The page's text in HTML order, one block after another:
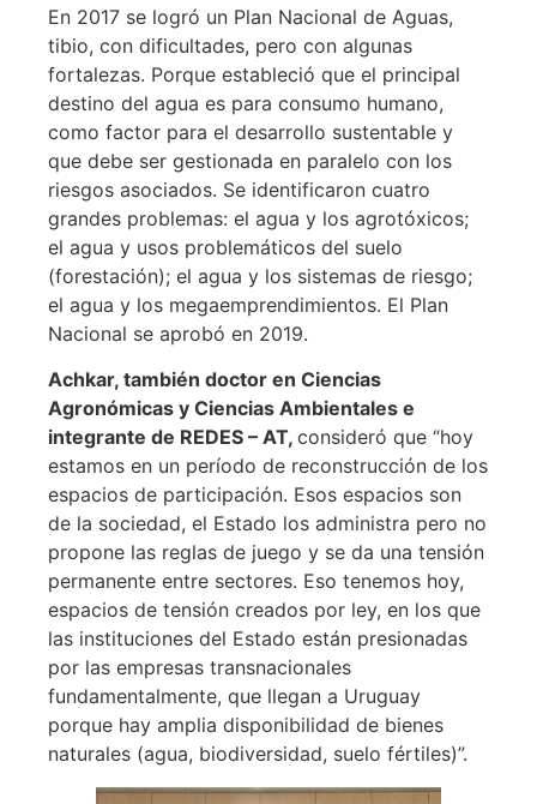
En 2017 se logró un Plan Nacional de Aguas,
tibio, con dificultades, pero con algunas
fortalezas. Porque estableció que el principal
destino del agua es para consumo humano,
como factor para el desarrollo sustentable y
que debe ser gestionada en paralelo con los
riesgos asociados. Se identificaron cuatro
grandes problemas: el agua y los agrotóxicos;
el agua y usos problemáticos del suelo
(forestación); el agua y los sistemas de riesgo;
el agua y los megaemprendimientos. El Plan
Nacional se aprobó en 2019.
Achkar, también doctor en Ciencias
Agronómicas y Ciencias Ambientales e
integrante de REDES – AT, consideró que “hoy
estamos en un período de reconstrucción de los
espacios de participación. Esos espacios son
de la sociedad, el Estado los administra pero no
propone las reglas de juego y se da una tensión
permanente entre sectores. Eso tenemos hoy,
espacios de tensión creados por ley, en los que
las instituciones del Estado están presionadas
por las empresas transnacionales
fundamentalmente, que llegan a Uruguay
porque hay amplia disponibilidad de bienes
naturales (agua, biodiversidad, suelo fértiles)”.